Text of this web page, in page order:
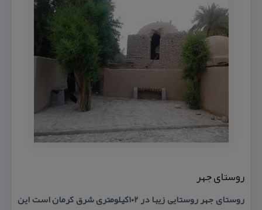
روستای جهر
روستای جهر روستایی زیبا در ۱۰۲كیلومتری شرق كرمان است این